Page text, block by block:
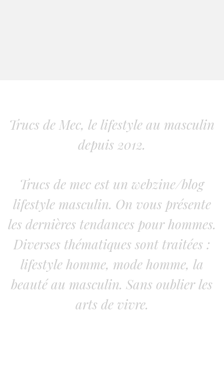
Trucs de Mec, le lifestyle au masculin
depuis 2012.
Trucs de mec est un webzine/blog
lifestyle masculin. On vous présente
les dernières tendances pour hommes.
Diverses thématiques sont traitées :
lifestyle homme, mode homme, la
beauté au masculin. Sans oublier les
arts de vivre.